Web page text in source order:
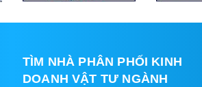
TÌM NHÀ PHÂN PHỐI KINH
DOANH VẬT TƯ NGÀNH